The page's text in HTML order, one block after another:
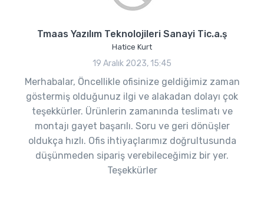
Tmaas Yazılım Teknolojileri Sanayi Tic.a.ş
Hatice Kurt
19 Aralık 2023, 15:45
Merhabalar, Öncellikle ofisinize geldiğimiz zaman
göstermiş olduğunuz ilgi ve alakadan dolayı çok
teşekkürler. Ürünlerin zamanında teslimatı ve
montajı gayet başarılı. Soru ve geri dönüşler
oldukça hızlı. Ofis ihtiyaçlarımız doğrultusunda
düşünmeden sipariş verebileceğimiz bir yer.
Teşekkürler